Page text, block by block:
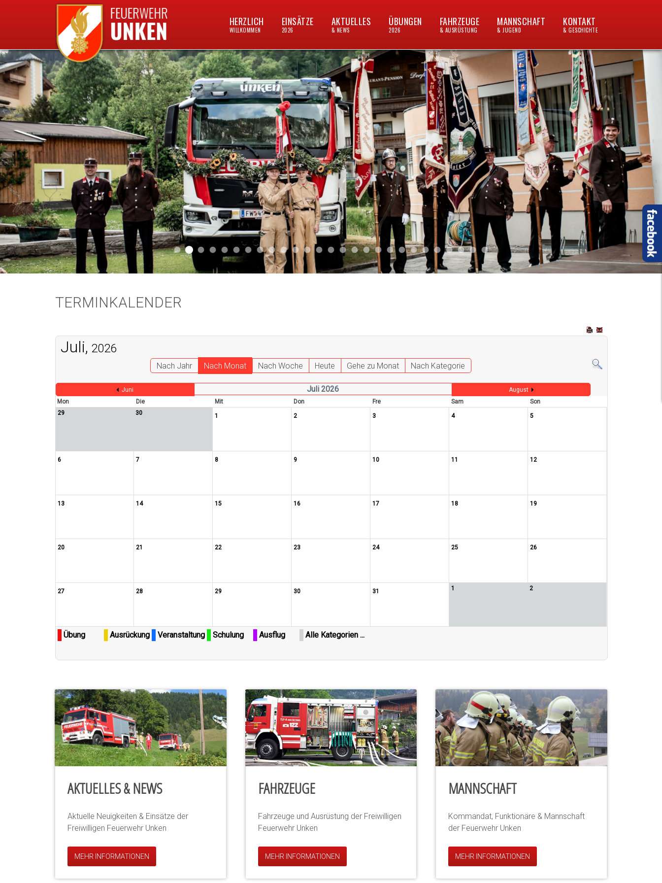
HERZLICH
WILLKOMMEN
EINSÄTZE
2026
AKTUELLES
& NEWS
ÜBUNGEN
2026
FAHRZEUGE
& AUSRÜSTUNG
MANNSCHAFT
& JUGEND
KONTAKT
& GESCHICHTE
Aktuell 046Aktuell 047
Start 011Aktuell 044
Aktuell 043
Aktuell 041
Aktuell 042
Aktuell 035
Aktuell 031
Aktuell 032
Aktuell 033
Aktuell 029
Aktuell 027
Aktuell 026
Start 013Aktuell 024
Aktuell 019
Auto 010Start 010
Start 002Auto 002Auto 009Auto 006
Start 008Start 005
Start 003Start 006
TERMINKALENDER
Juli, 2026
Nach Jahr Nach Monat Nach Woche Heute Gehe zu Monat Nach Kategorie
Juni Juli 2026
August
Mon
Die Mit Don Fre Sam
Son
29
30 1 2 3 4 5
6 7 8 9 10 11 12
13 14 15 16 17 18 19
20 21 22 23 24 25 26
27 28 29 30 31 1 2
Übung Ausrückung Veranstaltung Schulung Ausflug Alle Kategorien ...
AKTUELLES & NEWS
Aktuelle Neuigkeiten & Einsätze der
Freiwilligen Feuerwehr Unken
MEHR INFORMATIONEN
FAHRZEUGE
Fahrzeuge und Ausrüstung der Freiwilligen
Feuerwehr Unken
MEHR INFORMATIONEN
MANNSCHAFT
Kommandat, Funktionäre & Mannschaft
der Feuerwehr Unken
MEHR INFORMATIONEN